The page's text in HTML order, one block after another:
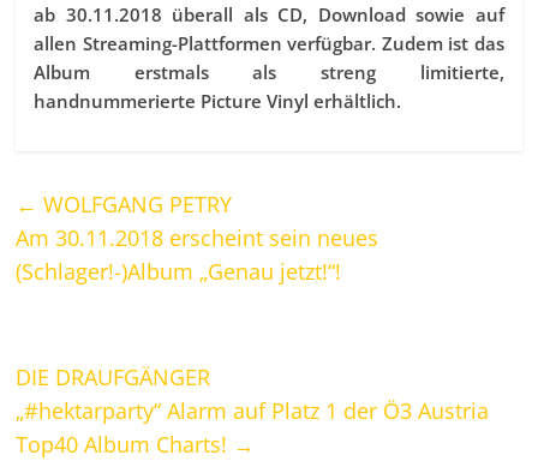
ab 30.11.2018 überall als CD, Download sowie auf
allen Streaming-Plattformen verfügbar. Zudem ist das
Album erstmals als streng limitierte,
handnummerierte Picture Vinyl erhältlich.
← WOLFGANG PETRY
Am 30.11.2018 erscheint sein neues
(Schlager!-)Album „Genau jetzt!“!
DIE DRAUFGÄNGER
„#hektarparty“ Alarm auf Platz 1 der Ö3 Austria
Top40 Album Charts! →